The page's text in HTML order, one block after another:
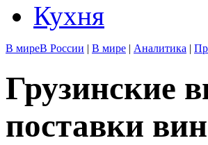
Кухня
В миреВ России | В мире | Аналитика |
Грузинские
поставки